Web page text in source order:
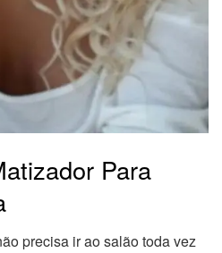
Para
precisa ir ao salão toda vez